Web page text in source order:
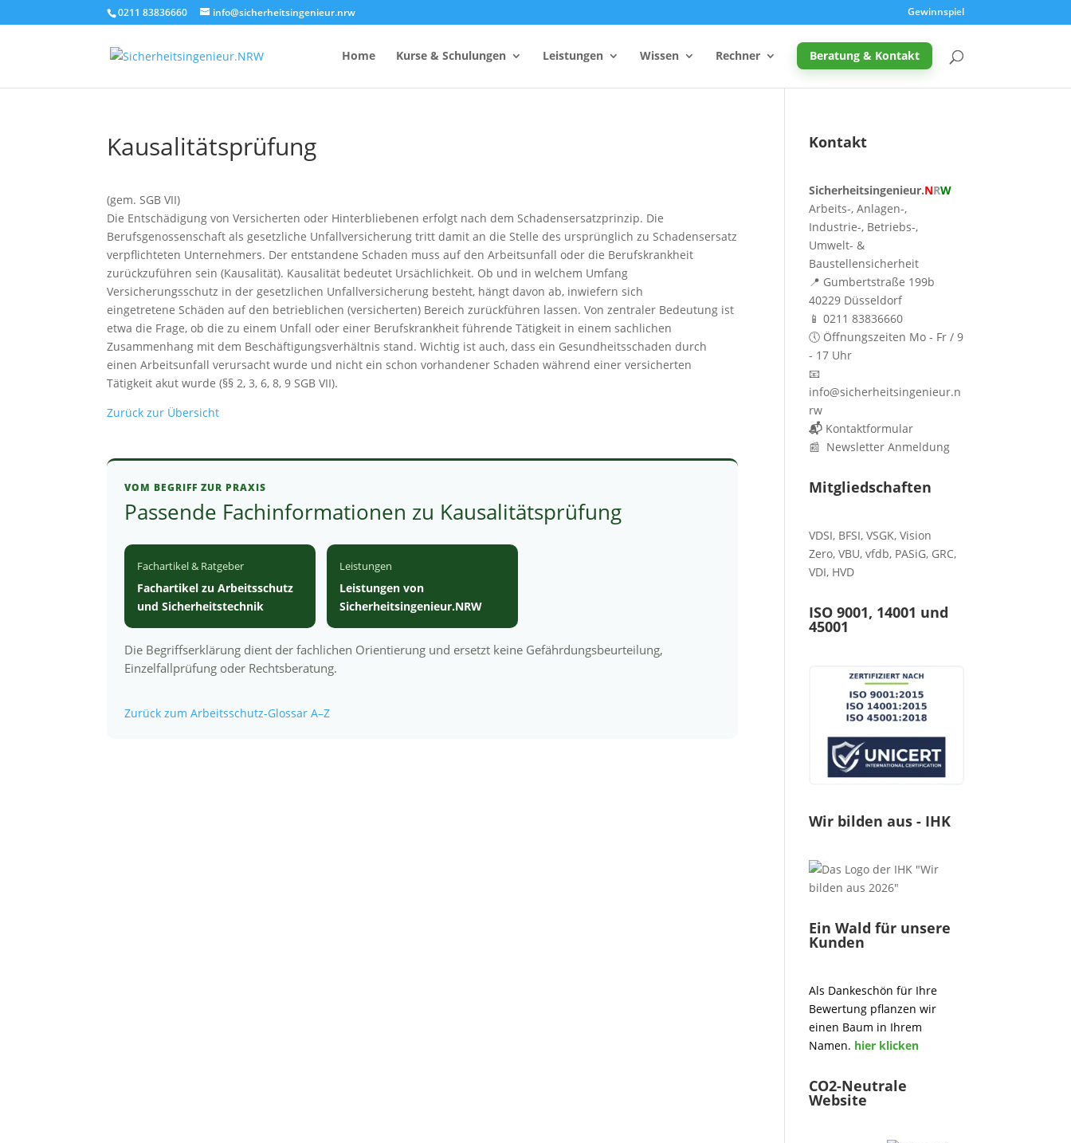
0211 83836660 info@sicherheitsingenieur.nrw Gewinnspiel
Home Kurse & Schulungen Leistungen Wissen Rechner
Anzahl Brandschutzhelfer
Kosten eines Brandschutzkonzepts
SiGeKo-Honorarrechner
Schneelast-Rechner
Zurrmittel & Ladungssicherung
Schreibtischhöhe berechnen
Mutterschutz: Frist berechnen
Taupunkt & Schimmelgefahr
Beratung & Kontakt
Kausalitätsprüfung
(gem. SGB VII)
Die Entschädigung von Versicherten oder Hinterbliebenen erfolgt nach dem Schadensersatzprinzip. Die
Berufsgenossenschaft als gesetzliche Unfallversicherung tritt damit an die Stelle des ursprünglich zu Schadensersatz
verpflichteten Unternehmers. Der entstandene Schaden muss auf den Arbeitsunfall oder die Berufskrankheit
zurückzuführen sein (Kausalität). Kausalität bedeutet Ursächlichkeit. Ob und in welchem Umfang
Versicherungsschutz in der gesetzlichen Unfallversicherung besteht, hängt davon ab, inwiefern sich
eingetretene Schäden auf den betrieblichen (versicherten) Bereich zurückführen lassen. Von zentraler Bedeutung ist
etwa die Frage, ob die zu einem Unfall oder einer Berufskrankheit führende Tätigkeit in einem sachlichen
Zusammenhang mit dem Beschäftigungsverhältnis stand. Wichtig ist auch, dass ein Gesundheitsschaden durch
einen Arbeitsunfall verursacht wurde und nicht ein schon vorhandener Schaden während einer versicherten
Tätigkeit akut wurde (§§ 2, 3, 6, 8, 9 SGB VII).
Zurück zur Übersicht
VOM BEGRIFF ZUR PRAXIS
Passende Fachinformationen zu Kausalitätsprüfung
Fachartikel & Ratgeber
Fachartikel zu Arbeitsschutz
und Sicherheitstechnik
Leistungen
Leistungen von
Sicherheitsingenieur.NRW
Die Begriffserklärung dient der fachlichen Orientierung und ersetzt keine Gefährdungsbeurteilung,
Einzelfallprüfung oder Rechtsberatung.
Zurück zum Arbeitsschutz-Glossar A–Z
Kontakt
Sicherheitsingenieur.NRW
Arbeits-, Anlagen-,
Industrie-, Betriebs-,
Umwelt- &
Baustellensicherheit
📍 Gumbertstraße 199b
40229 Düsseldorf
📱 0211 83836660
🕔 Öffnungszeiten Mo - Fr / 9
- 17 Uhr
📧
info@sicherheitsingenieur.n
rw
📬 Kontaktformular
📰 Newsletter Anmeldung
Mitgliedschaften
VDSI, BFSI,VSGK,Vision
Zero,VBU,vfdb, PASiG, GRC,
VDI, HVD
ISO 9001, 14001 und
45001
Wir bilden aus - IHK
Ein Wald für unsere
Kunden
Als Dankeschön für Ihre
Bewertung pflanzen wir
einen Baum in Ihrem
Namen. hier klicken
CO2-Neutrale
Website